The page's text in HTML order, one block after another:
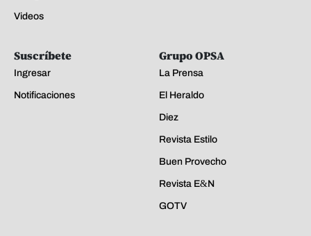
Videos
Suscríbete
Ingresar
Notificaciones
Grupo OPSA
La Prensa
El Heraldo
Diez
Revista Estilo
Buen Provecho
Revista E&N
GOTV